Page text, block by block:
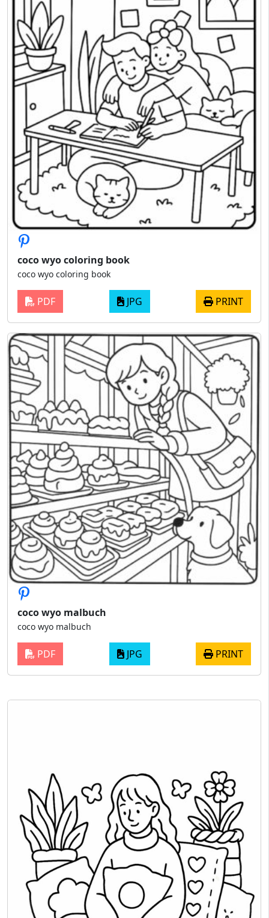
coco wyo coloring book
coco wyo coloring book
PDF JPG PRINT
coco wyo malbuch
coco wyo malbuch
PDF JPG PRINT